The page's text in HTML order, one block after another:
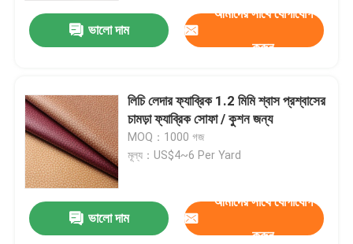
ভালো দাম
আমাদের সাথে যোগাযোগ
করুন
লিচি লেদার ফ্যাব্রিক 1.2 মিমি শ্বাস প্রশ্বাসের
চামড়া ফ্যাব্রিক সোফা / কুশন জন্য
MOQ：1000 গজ
মূল্য：US$4~6 Per Yard
ভালো দাম
আমাদের সাথে যোগাযোগ
করুন